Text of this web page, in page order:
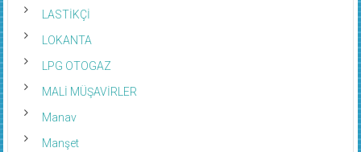
LASTİKÇİ
LOKANTA
LPG OTOGAZ
MALİ MÜŞAVİRLER
Manav
Manşet